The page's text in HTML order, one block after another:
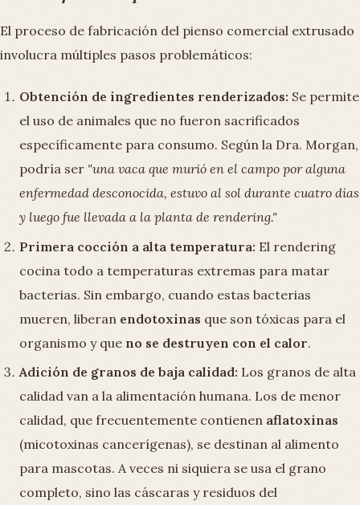
El proceso de fabricación del pienso comercial extrusado
involucra múltiples pasos problemáticos:
Obtención de ingredientes renderizados: Se permite
el uso de animales que no fueron sacrificados
específicamente para consumo. Según la Dra. Morgan,
podría ser "una vaca que murió en el campo por alguna
enfermedad desconocida, estuvo al sol durante cuatro días
y luego fue llevada a la planta de rendering."
Primera cocción a alta temperatura: El rendering
cocina todo a temperaturas extremas para matar
bacterias. Sin embargo, cuando estas bacterias
mueren, liberan endotoxinas que son tóxicas para el
organismo y que no se destruyen con el calor.
Adición de granos de baja calidad: Los granos de alta
calidad van a la alimentación humana. Los de menor
calidad, que frecuentemente contienen aflatoxinas
(micotoxinas cancerígenas), se destinan al alimento
para mascotas. A veces ni siquiera se usa el grano
completo, sino las cáscaras y residuos del